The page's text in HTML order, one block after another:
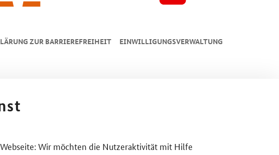
ZUR BARRIEREFREIHEIT EINWILLIGUNGSVERWALTUNG
Wir möchten die Nutzeraktivität mit Hilfe